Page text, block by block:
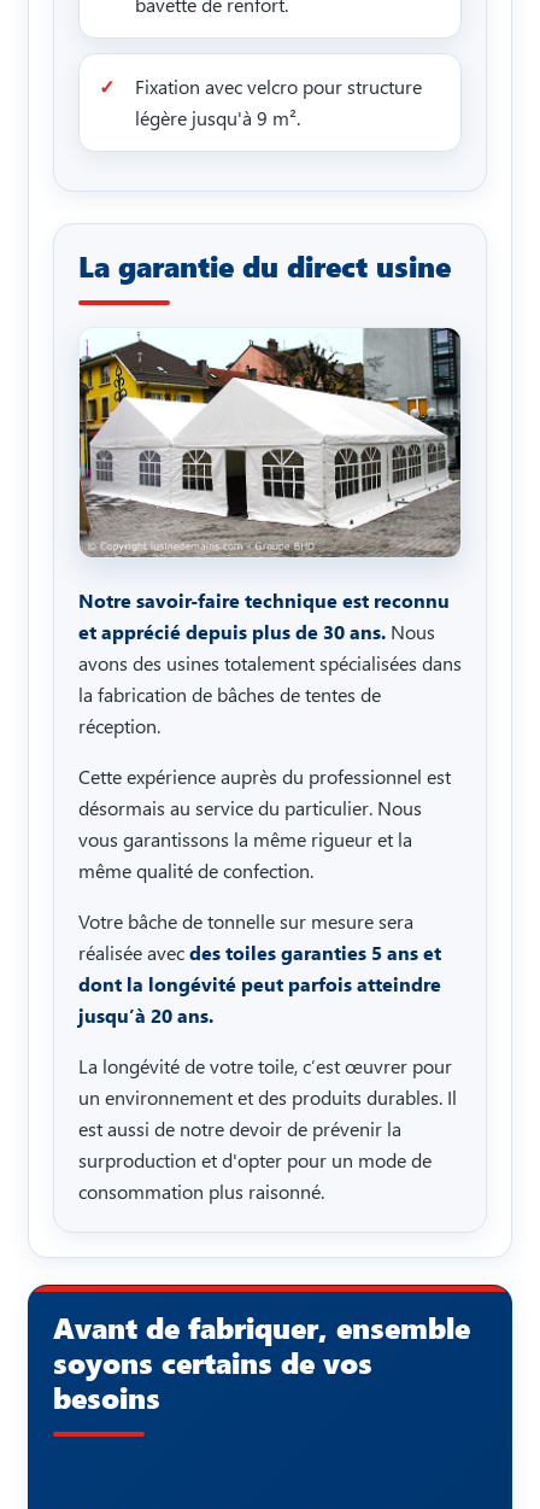
Fixation avec velcro pour structure
légère jusqu'à 9 m².
La garantie du direct usine
Notre savoir-faire technique est reconnu
et apprécié depuis plus de 30 ans. Nous
avons des usines totalement spécialisées dans
la fabrication de bâches de tentes de
réception.
Cette expérience auprès du professionnel est
désormais au service du particulier. Nous
vous garantissons la même rigueur et la
même qualité de confection.
Votre bâche de tonnelle sur mesure sera
réalisée avecdes toiles garanties 5 ans et
dont la longévité peut parfois atteindre
jusqu’à 20 ans.
La longévité de votre toile, c’est œuvrer pour
un environnement et des produits durables. Il
est aussi de notre devoir de prévenir la
surproduction et d'opter pour un mode de
consommation plus raisonné.
Avant de fabriquer, ensemble
soyons certains de vos
besoins